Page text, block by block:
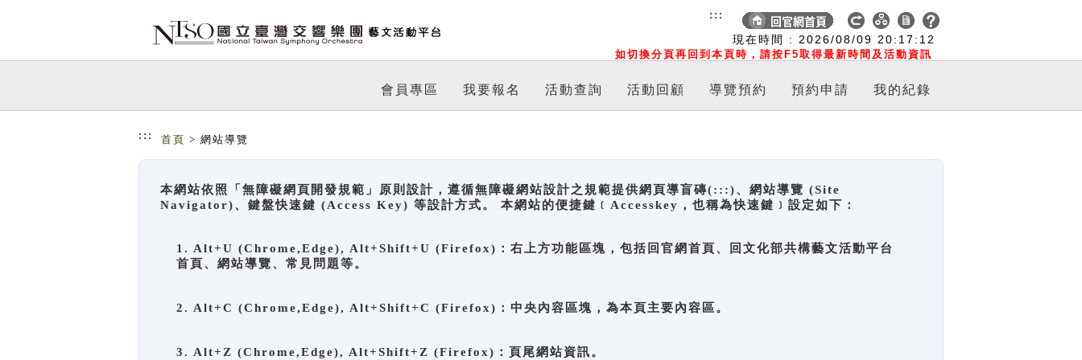
現在時間 : 2026/08/09 20:17:12
如切換分頁再回到本頁時，請按F5取得最新時間及活動資訊
:::
會員專區 我要報名 活動查詢 活動回顧 導覽預約 預約申請 我的紀錄
::: 首頁 > 網站導覽
本網站依照「無障礙網頁開發規範」原則設計，遵循無障礙網站設計之規範提供網頁導盲磚(:::)、網站導覽 (Site
Navigator)、鍵盤快速鍵 (Access Key) 等設計方式。 本網站的便捷鍵﹝Accesskey，也稱為快速鍵﹞設定如下：
1. Alt+U (Chrome,Edge), Alt+Shift+U (Firefox)：右上方功能區塊，包括回官網首頁、回文化部共構藝文活動平台
首頁、網站導覽、常見問題等。
2. Alt+C (Chrome,Edge), Alt+Shift+C (Firefox)：中央內容區塊，為本頁主要內容區。
3. Alt+Z (Chrome,Edge), Alt+Shift+Z (Firefox)：頁尾網站資訊。